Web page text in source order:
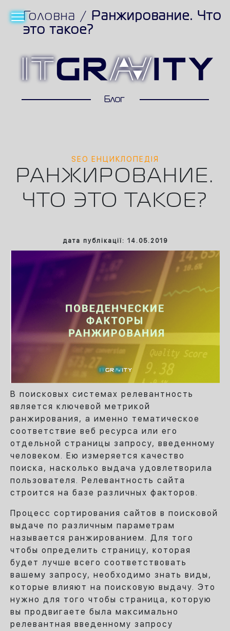
Головна /
Ранжирование. Что
это такое?
SEO ЕНЦИКЛОПЕДІЯ
РАНЖИРОВАНИЕ.
ЧТО ЭТО ТАКОЕ?
дата публікації: 14.05.2019
В поисковых системах релевантность
является ключевой метрикой
ранжирования, а именно тематическое
соответствие веб ресурса или его
отдельной страницы запросу, введенному
человеком. Ею измеряется качество
поиска, насколько выдача удовлетворила
пользователя. Релевантность сайта
строится на базе различных факторов.
Процесс сортирования сайтов в поисковой
выдаче по различным параметрам
называется ранжированием. Для того
чтобы определить страницу, которая
будет лучше всего соответствовать
вашему запросу, необходимо знать виды,
которые влияют на поисковую выдачу. Это
нужно для того чтобы страница, которую
вы продвигаете была максимально
релевантная введенному запросу